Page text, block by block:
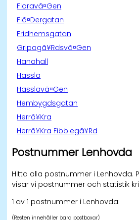
Floravã¤Gen
Flã¤Dergatan
Fridhemsgatan
Gripagã¥Rdsvã¤Gen
Hanahall
Hassla
Hasslavã¤Gen
Hembygdsgatan
Herrã¥Kra
Herrã¥Kra Fibblegã¥Rd
Postnummer Lenhovda
Hitta alla postnummer i Lenhovda.
visar vi postnummer och statistik
1 av 1 postnummer i Lenhovda:
(Resten innehåller bara postboxar)